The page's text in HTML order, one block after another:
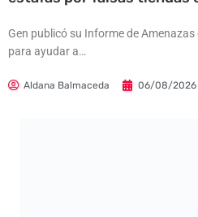
Gen publicó su Informe de
para ayudar a…
Aldana Balmaceda 06/08/2026